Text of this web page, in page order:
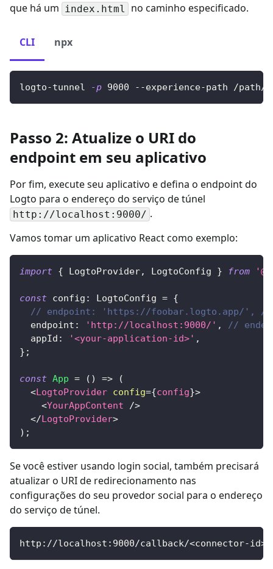
que há um index.html no caminho especificado.
CLI npx
logto-tunnel -p 9000 --experience-path /
Passo 2: Atualize o URI do
endpoint em seu aplicativo
Por fim, execute seu aplicativo e defina o endpoint do
Logto para o endereço do serviço de túnel
http://localhost:9000/ .
Vamos tomar um aplicativo React como exemplo:
import { LogtoProvider, LogtoConfig } from
const config : LogtoConfig = {
// endpoint: 'https://foobar.logto.app/', //
  endpoint
: 'http://localhost:9000/' ,
//
  appId
: '<your-application-id>' ,
} ;
const App = ( ) =>
(
<LogtoProvider config={config}>
<YourAppContent
/>
</LogtoProvider>
) ;
Se você estiver usando login social, também precisará
atualizar o URI de redirecionamento nas
configurações do seu provedor social para o endereço
do serviço de túnel.
http://localhost:9000/callback/<connector-id>